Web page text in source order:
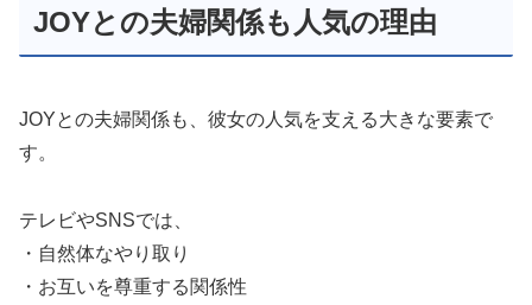
JOYとの夫婦関係も人気の理由
JOYとの夫婦関係も、彼女の人気を支える大きな要素で
す。
テレビやSNSでは、
・自然体なやり取り
・お互いを尊重する関係性